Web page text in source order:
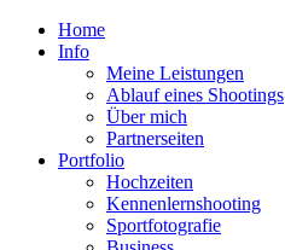
Home
Info
Meine Leistungen
Ablauf eines Shootings
Über mich
Partnerseiten
Portfolio
Hochzeiten
Kennenlernshooting
Sportfotografie